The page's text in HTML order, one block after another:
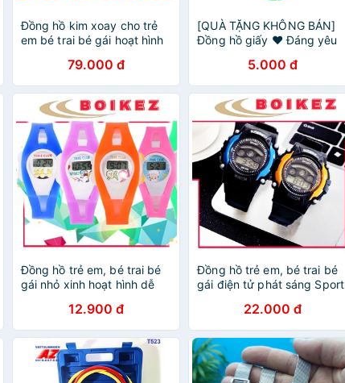
Đồng hồ kim xoay cho trẻ
em bé trai bé gái hoạt hình
chống nước nhẹ
79.000 đ
[QUÀ TẶNG KHÔNG BÁN]
Đồng hồ giấy ♥ Đáng yêu
5.000 đ
Đồng hồ trẻ em, bé trai bé
gái nhỏ xinh hoạt hình dễ
12.900 đ
Đồng hồ trẻ em, bé trai bé
gái điện tử phát sáng Sport
22.000 đ